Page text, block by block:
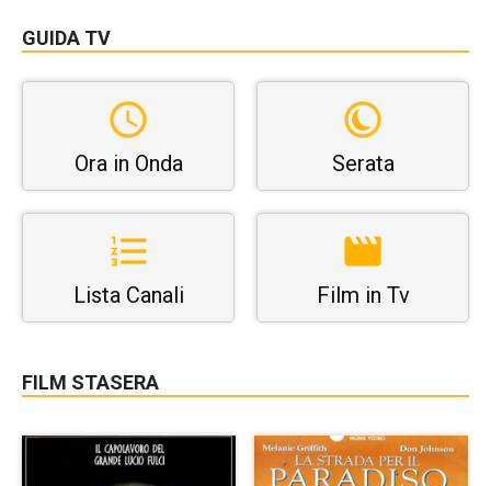
GUIDA TV
Ora in Onda Serata
Lista Canali Film in Tv
FILM STASERA